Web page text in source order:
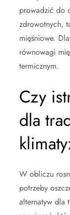
prowadzić do
zdrowotnych,
mięśniowe.
równowagi
termicznym.
Czy
dla
W obliczu
potrzeby
alternatyw dla